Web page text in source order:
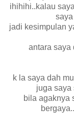
ihihihi..kalau
jadi kesimpulan
antara saya
k la saya dah
juga saya
bila agaknya